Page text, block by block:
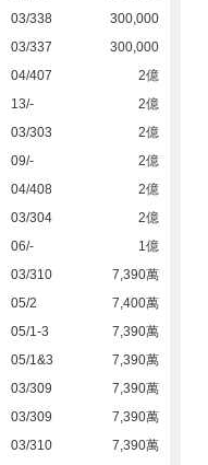
03/338
300,000
03/337
300,000
04/407
2億
13/-
2億
03/303
2億
09/-
2億
04/408
2億
03/304
2億
06/-
1億
03/310
7,390萬
05/2
7,400萬
05/1-3
7,390萬
05/1&3
7,390萬
03/309
7,390萬
03/309
7,390萬
03/310
7,390萬